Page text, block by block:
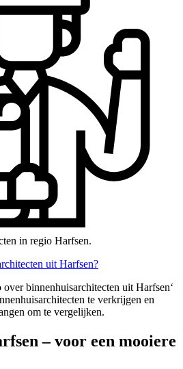
in regio Harfsen.
uit Harfsen?
binnenhuisarchitecten uit Harfsen‘
te verkrijgen en
om te vergelijken.
– voor een mooiere